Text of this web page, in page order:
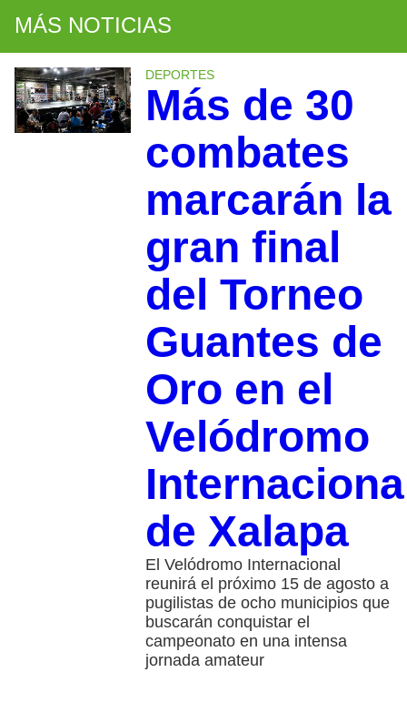
MÁS NOTICIAS
DEPORTES
Más de 30
combates
marcarán la
gran final
del Torneo
Guantes de
Oro en el
Velódromo
de Xalapa
El Velódromo Internacional
reunirá el próximo 15 de agosto a
pugilistas de ocho municipios que
buscarán conquistar el
campeonato en una intensa
jornada amateur